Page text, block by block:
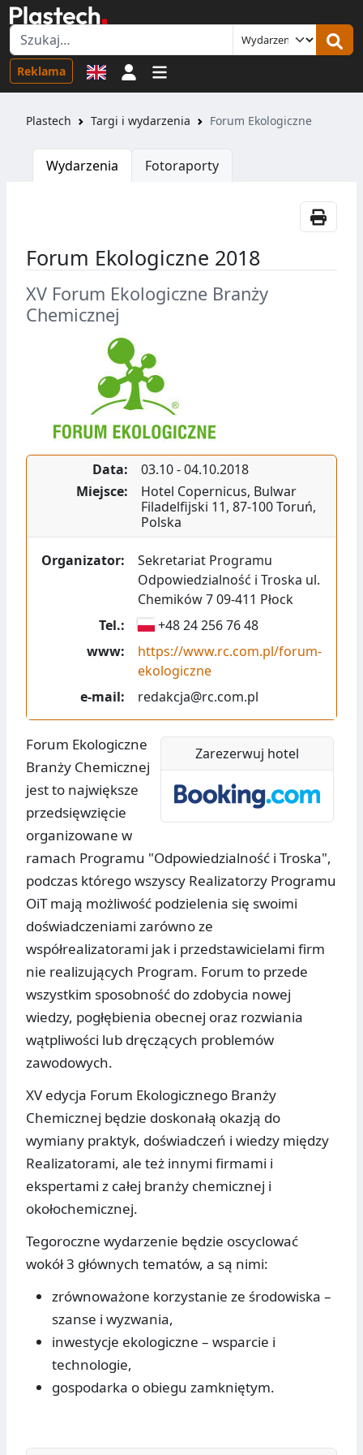
Reklama Logowanie
Plastech Targi i wydarzenia Forum Ekologiczne
Wydarzenia Fotoraporty
Forum Ekologiczne 2018
XV Forum Ekologiczne Branży
Chemicznej
Data: 03.10-04.10.2018
Miejsce:
Hotel Copernicus, Bulwar
Filadelfijski 11, 87-100Toruń,
Polska
Organizator:
Sekretariat Programu
Odpowiedzialność i Troska ul.
Chemików 7 09-411 Płock
Tel.:
+48 24 256 76 48
www:
https://www.rc.com.pl/forum-
ekologiczne
e-mail:
redakcja@rc.com.pl
Zarezerwuj hotel
Forum Ekologiczne
Branży Chemicznej
jest to największe
przedsięwzięcie
organizowane w
ramach Programu "Odpowiedzialność i Troska",
podczas którego wszyscy Realizatorzy Programu
OiT mają możliwość podzielenia się swoimi
doświadczeniami zarówno ze
współrealizatorami jak i przedstawicielami firm
nie realizujących Program. Forum to przede
wszystkim sposobność do zdobycia nowej
wiedzy, pogłębienia obecnej oraz rozwiania
wątpliwości lub dręczących problemów
zawodowych.
XV edycja Forum Ekologicznego Branży
Chemicznej będzie doskonałą okazją do
wymiany praktyk, doświadczeń i wiedzy między
Realizatorami, ale też innymi firmami i
ekspertami z całej branży chemicznej i
okołochemicznej.
Tegoroczne wydarzenie będzie oscyclować
wokół 3 głównych tematów, a są nimi:
zrównoważone korzystanie ze środowiska –
szanse i wyzwania,
inwestycje ekologiczne – wsparcie i
technologie,
gospodarka o obiegu zamkniętym.